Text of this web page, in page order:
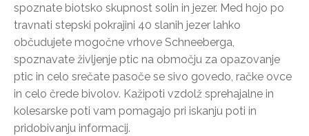
spoznate biotsko skupnost solin in jezer. Med hojo po
travnati stepski pokrajini 40 slanih jezer lahko
občudujete mogočne vrhove Schneeberga,
spoznavate življenje ptic na območju za opazovanje
ptic in celo srečate pasoče se sivo govedo, račke ovce
in celo črede bivolov. Kažipoti vzdolž sprehajalne in
kolesarske poti vam pomagajo pri iskanju poti in
pridobivanju informacij.